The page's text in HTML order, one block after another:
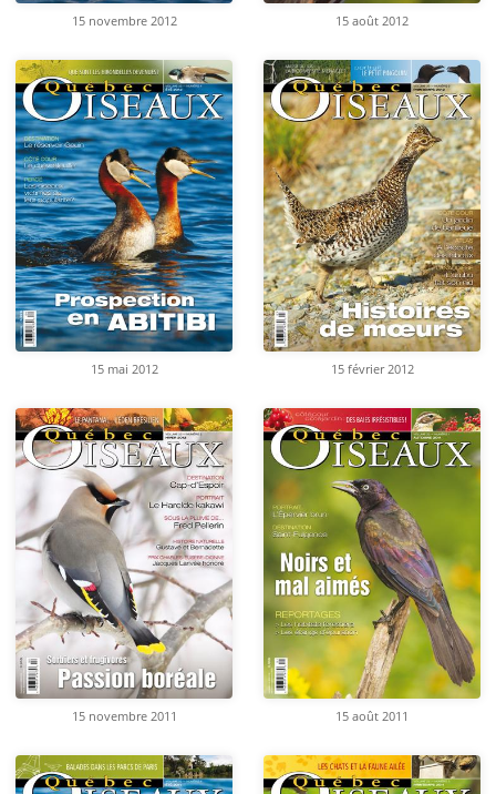
15 novembre 2012 15 août 2012
15 mai 2012 15 février 2012
15 novembre 2011 15 août 2011